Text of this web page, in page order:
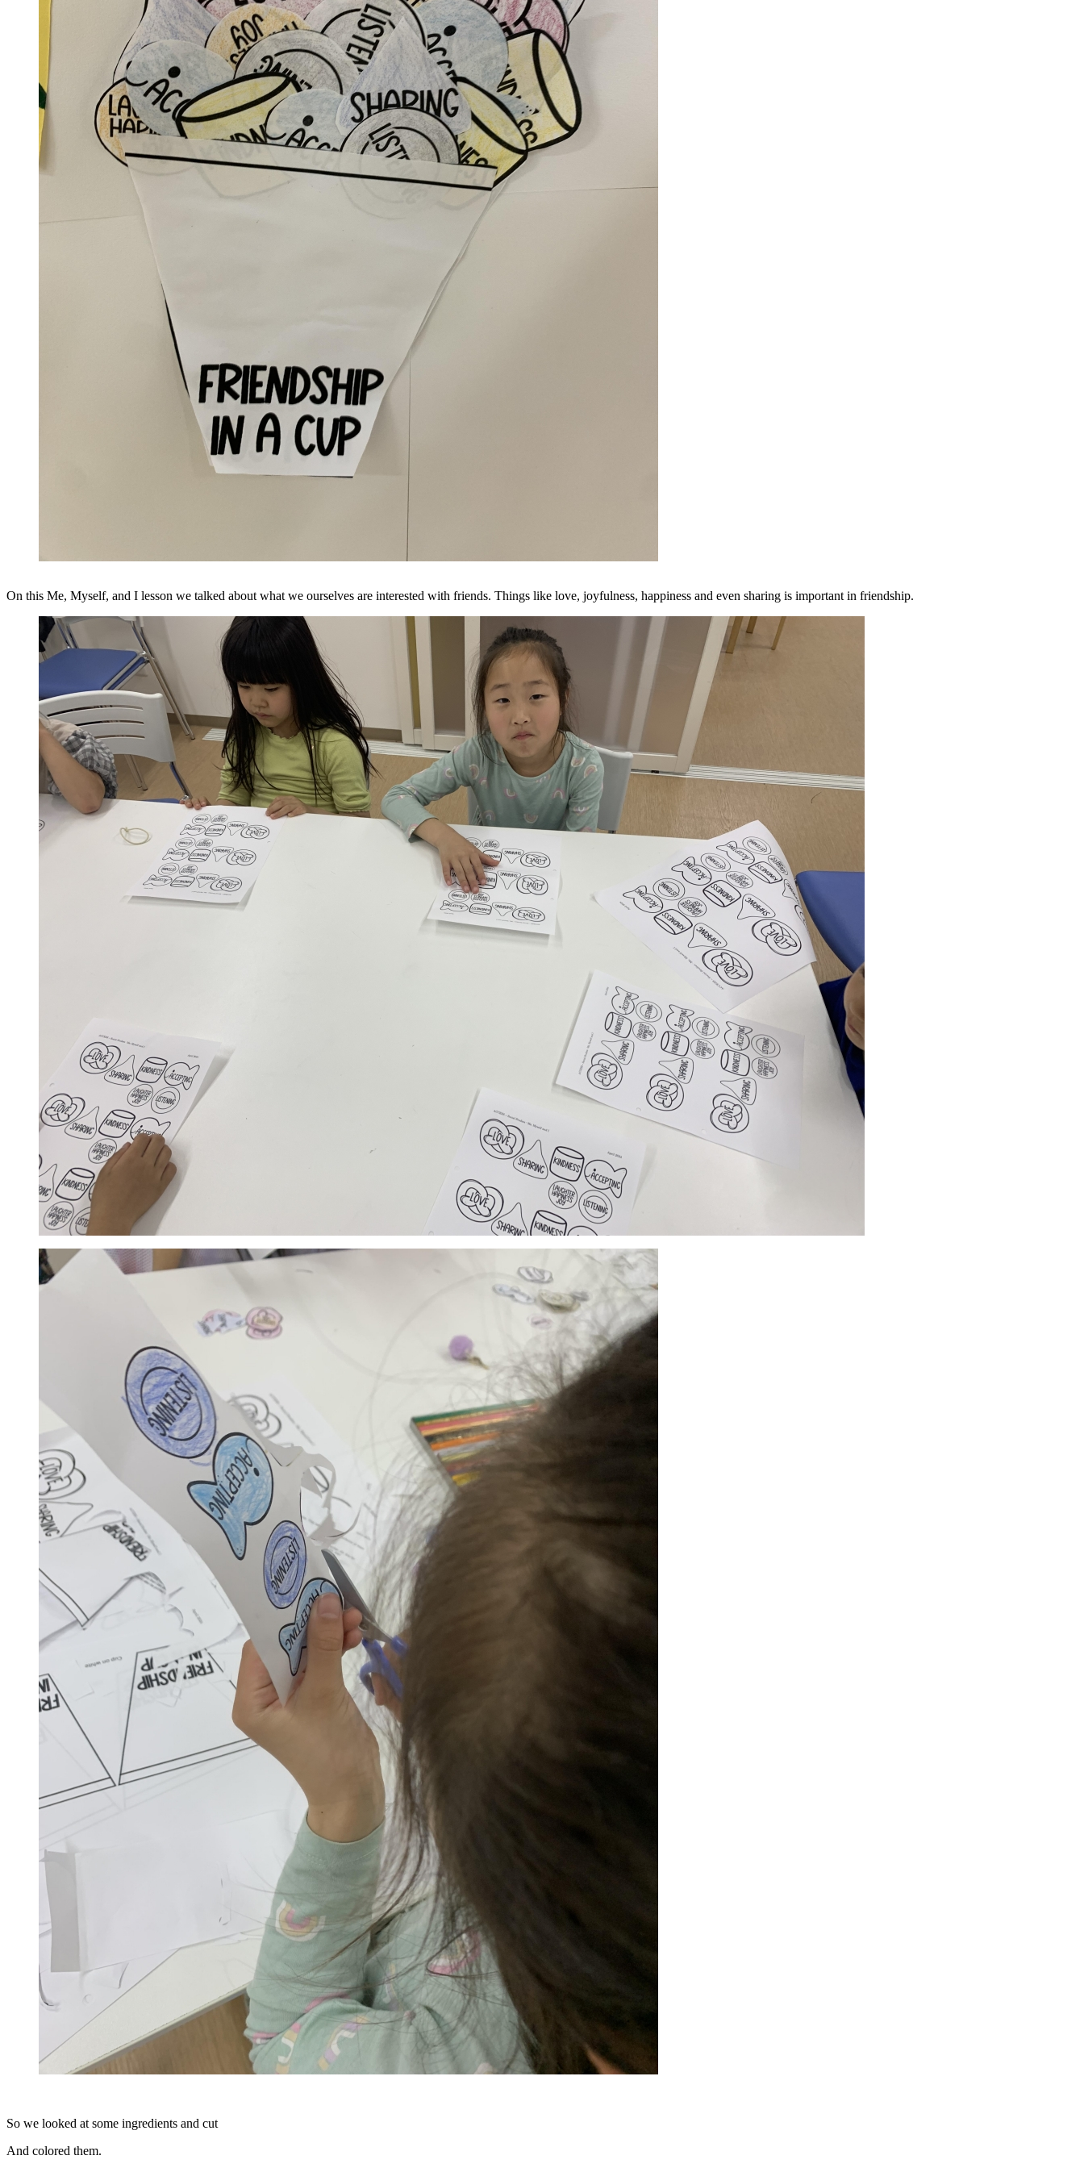
On this Me, Myself, and I lesson we talked about what we ourselves are interested with friends. Things like love, joyfulness, happiness and even sharing is important in friendship.
So we looked at some ingredients and cut
And colored them.